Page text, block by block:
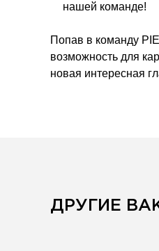
нашей команде!
Попав в команду
возможность для
новая интересная
ДРУГИЕ